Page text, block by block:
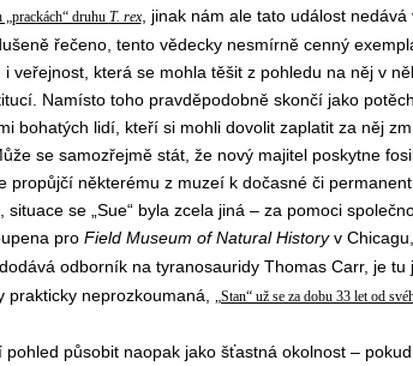
„prackách“ druhu T. rex, jinak nám ale tato událost nedává
řečeno, tento vědecky nesmírně cenný
veřejnost, která se mohla těšit z pohledu na něj v
Namísto toho pravděpodobně skončí jako
bohatých lidí, kteří si mohli dovolit zaplatit za něj
se samozřejmě stát, že nový majitel poskytne
propůjčí některému z muzeí k dočasné či
se „Sue“ byla zcela jiná – za pomoci
pro Field Museum of Natural Historyv Chicagu,
odborník na tyranosauridy Thomas Carr, je
prakticky neprozkoumaná,
„Stan“ už se za dobu 33 let od
působit naopak jako šťastná okolnost –